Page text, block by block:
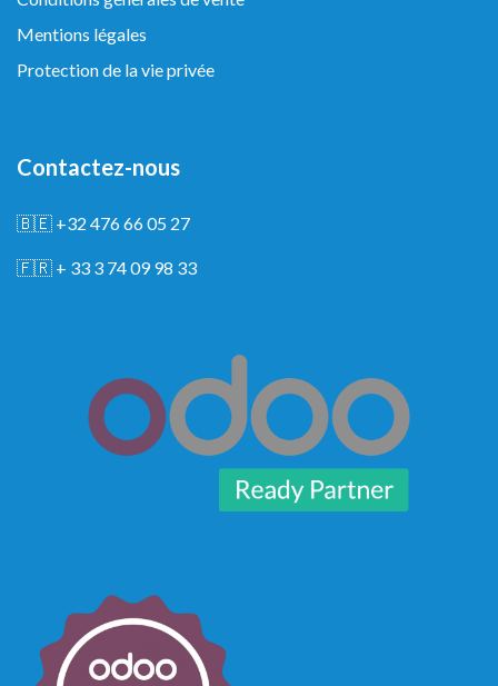
Mentions légales
Protection de la vie privée
Contactez-nous
🇧🇪 +32 476 66 05 27
🇫🇷 + 33 3 74 09 98 33